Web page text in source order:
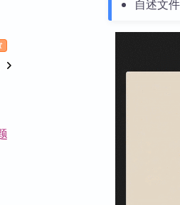
自述文件